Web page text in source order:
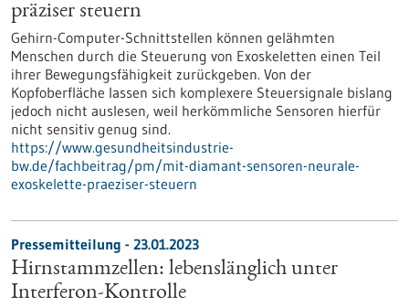
präziser steuern
Gehirn-Computer-Schnittstellen können gelähmten
Menschen durch die Steuerung von Exoskeletten einen Teil
ihrer Bewegungsfähigkeit zurückgeben. Von der
Kopfoberfläche lassen sich komplexere Steuersignale bislang
jedoch nicht auslesen, weil herkömmliche Sensoren hierfür
nicht sensitiv genug sind.
https://www.gesundheitsindustrie-
bw.de/fachbeitrag/pm/mit-diamant-sensoren-neurale-
exoskelette-praeziser-steuern
Pressemitteilung - 23.01.2023
Hirnstammzellen: lebenslänglich unter
Interferon-Kontrolle